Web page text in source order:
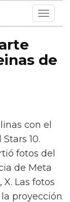
Toggle
de